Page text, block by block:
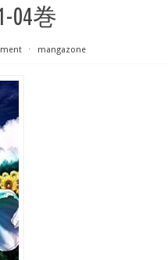
04巻
⋅ mangazone